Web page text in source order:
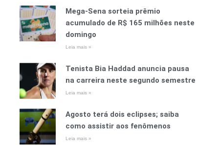
Mega-Sena sorteia prêmio
acumulado de R$ 165 milhões neste
domingo
Leia mais »
Tenista Bia Haddad anuncia pausa
na carreira neste segundo semestre
Leia mais »
Agosto terá dois eclipses; saiba
como assistir aos fenômenos
Leia mais »